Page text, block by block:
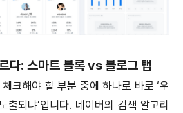
다: 스마트 블록 vs 블로그 탭
크해야 할 부분 중에 하나로 바로 ‘우
출되냐’입니다. 네이버의 검색 알고리